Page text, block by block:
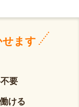
せます
要
ける